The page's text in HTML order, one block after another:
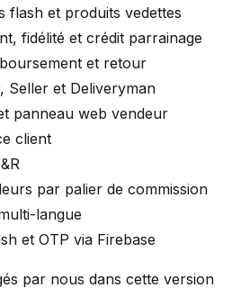
flash et produits vedettes
fidélité et crédit parrainage
et retour
Seller et Deliveryman
panneau web vendeur
client
par palier de commission
langue
et OTP via Firebase
par nous dans cette version